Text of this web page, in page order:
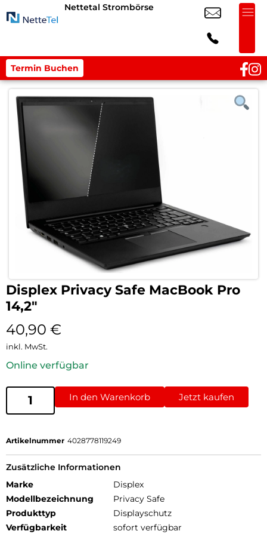
Nettetal Strombörse
Termin Buchen
Displex Privacy Safe MacBook Pro
14,2″
40,90 €
inkl. MwSt.
Online verfügbar
In den Warenkorb Jetzt kaufen
Artikelnummer 4028778119249
Zusätzliche Informationen
Marke
Displex
Modellbezeichnung
Privacy Safe
Produkttyp
Displayschutz
Verfügbarkeit
sofort verfügbar